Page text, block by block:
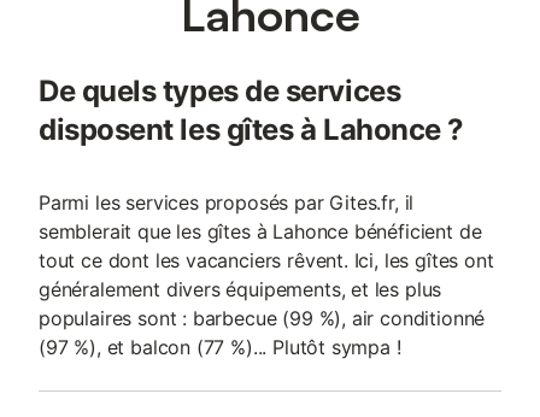
Lahonce
De quels types de services
disposent les gîtes à Lahonce ?
Parmi les services proposés par Gites.fr, il
semblerait que les gîtes à Lahonce bénéficient de
tout ce dont les vacanciers rêvent. Ici, les gîtes ont
généralement divers équipements, et les plus
populaires sont : barbecue (99 %), air conditionné
(97 %), et balcon (77 %)... Plutôt sympa !